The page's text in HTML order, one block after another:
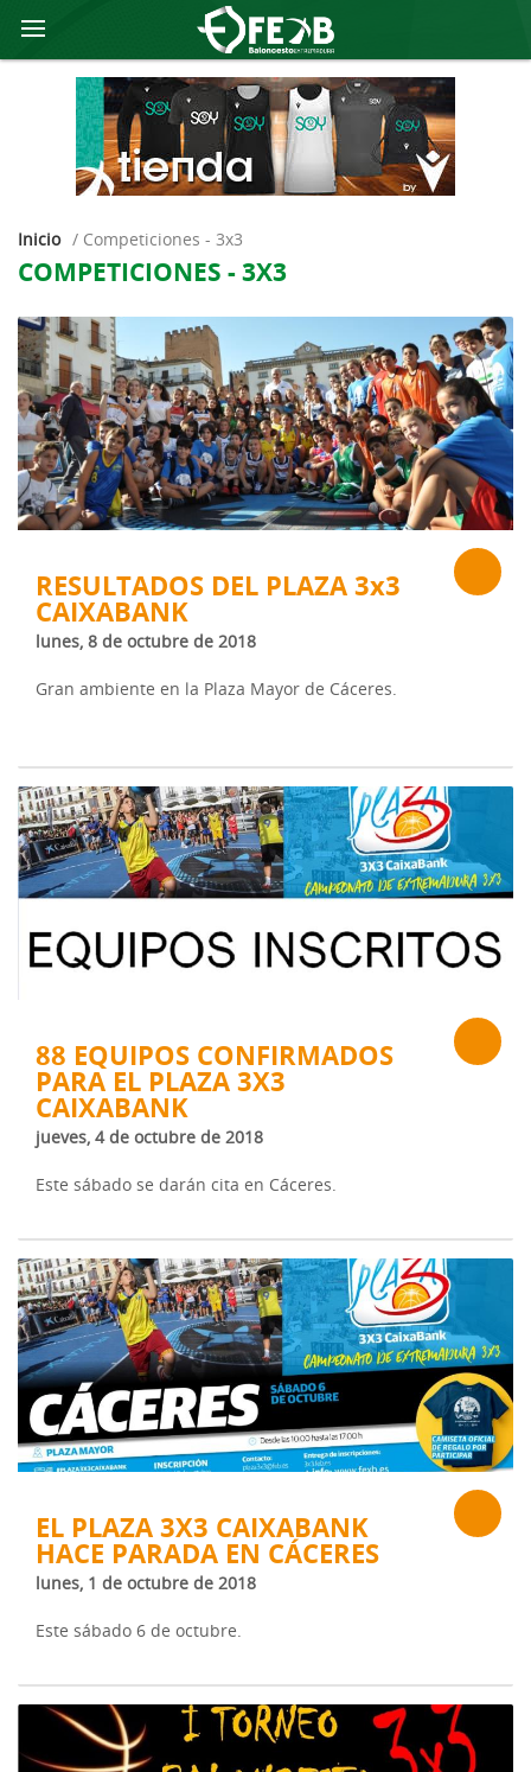
Inicio / competiciones - 3x3
COMPETICIONES - 3X3
RESULTADOS DEL PLAZA 3x3
CAIXABANK
lunes, 8 de octubre de 2018
Gran ambiente en la Plaza Mayor de Cáceres.
88 EQUIPOS CONFIRMADOS
PARA EL PLAZA 3X3
CAIXABANK
jueves, 4 de octubre de 2018
Este sábado se darán cita en Cáceres.
EL PLAZA 3X3 CAIXABANK
HACE PARADA EN CÁCERES
lunes, 1 de octubre de 2018
Este sábado 6 de octubre.